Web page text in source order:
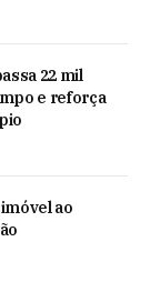
22 mil
e reforça
ao